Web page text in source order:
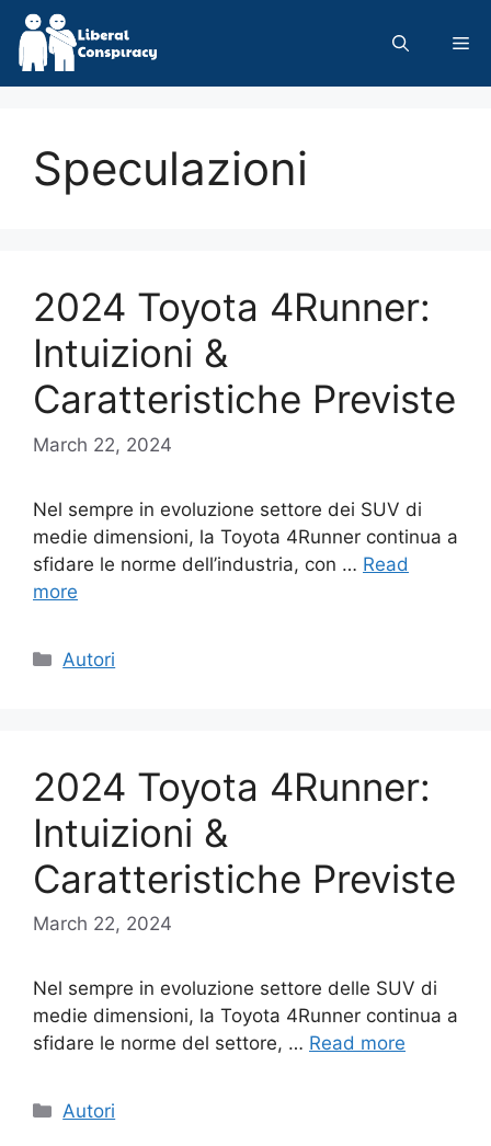
Skip
content
Speculazioni
2024 Toyota 4Runner:
Intuizioni &
Caratteristiche Previste
March 22, 2024
Nel sempre in evoluzione settore dei SUV di
medie dimensioni, la Toyota 4Runner continua a
sfidare le norme dell’industria, con … Read
more
Categories
Autori
2024 Toyota 4Runner:
Intuizioni &
Caratteristiche Previste
March 22, 2024
Nel sempre in evoluzione settore delle SUV di
medie dimensioni, la Toyota 4Runner continua a
sfidare le norme del settore, … Read more
Categories
Autori